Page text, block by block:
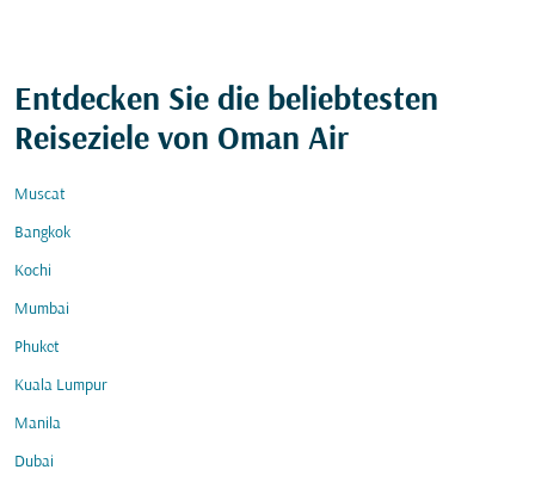
Entdecken Sie die beliebtesten
Reiseziele von Oman Air
Muscat
Bangkok
Kochi
Mumbai
Phuket
Kuala Lumpur
Manila
Dubai